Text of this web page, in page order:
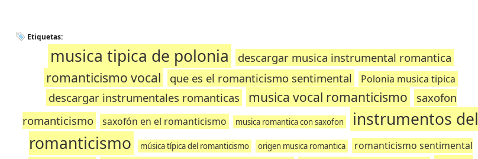
Etiquetas:
musica tipica de polonia descargar musica instrumental romantica
romanticismo vocal que es el romanticismo sentimental Polonia musica tipica
descargar instrumentales romanticas musica vocal romanticismo
saxofon
romanticismo
saxofón en el romanticismo musica romantica con saxofon
instrumentos del
romanticismo
música típica del romanticismo origen musica romantica
romanticismo sentimental